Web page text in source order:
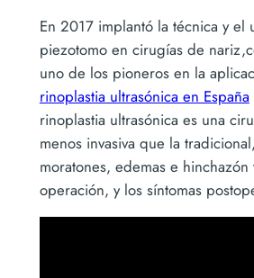
En 2017 implantó la técnica y el
piezotomo en cirugías de
uno de los pioneros en la
rinoplastia ultrasónica en España
rinoplastia ultrasónica es una
menos invasiva que la
moratones, edemas e hinchazón
operación, y los síntomas